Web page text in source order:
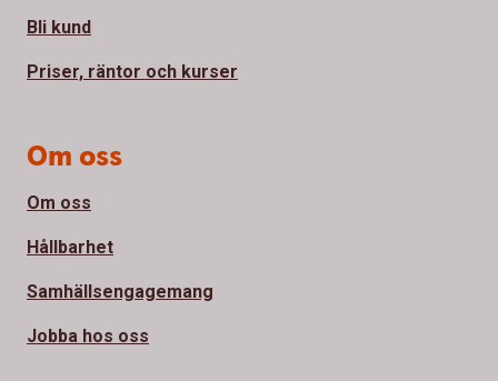
Bli kund
Priser, räntor och kurser
Om oss
Om oss
Hållbarhet
Samhällsengagemang
Jobba hos oss